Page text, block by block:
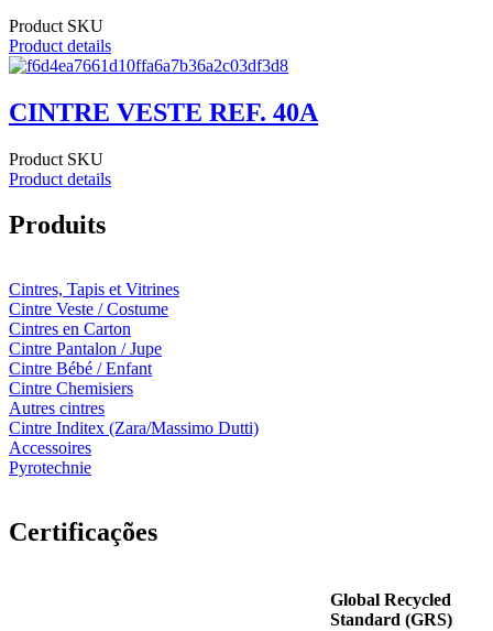
Product SKU
Product details
CINTRE VESTE REF. 40A
Product SKU
Product details
Produits
Cintres, Tapis et Vitrines
Cintre Veste / Costume
Cintres en Carton
Cintre Pantalon / Jupe
Cintre Bébé / Enfant
Cintre Chemisiers
Autres cintres
Cintre Inditex (Zara/Massimo Dutti)
Accessoires
Pyrotechnie
Certificações
Global Recycled
Standard (GRS)